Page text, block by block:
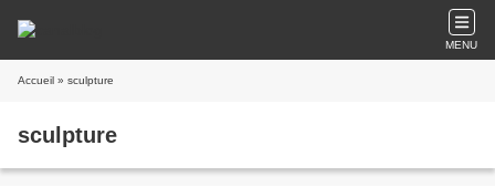
MENU
Accueil » sculpture
sculpture